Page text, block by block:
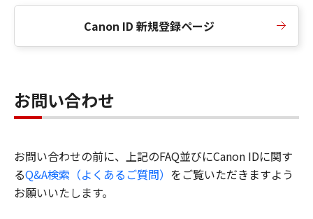
Canon ID 新規登録ページ
お問い合わせ
お問い合わせの前に、上記のFAQ並びにCanon IDに関す
るQ&A検索（よくあるご質問） をご覧いただきますよう
お願いいたします。